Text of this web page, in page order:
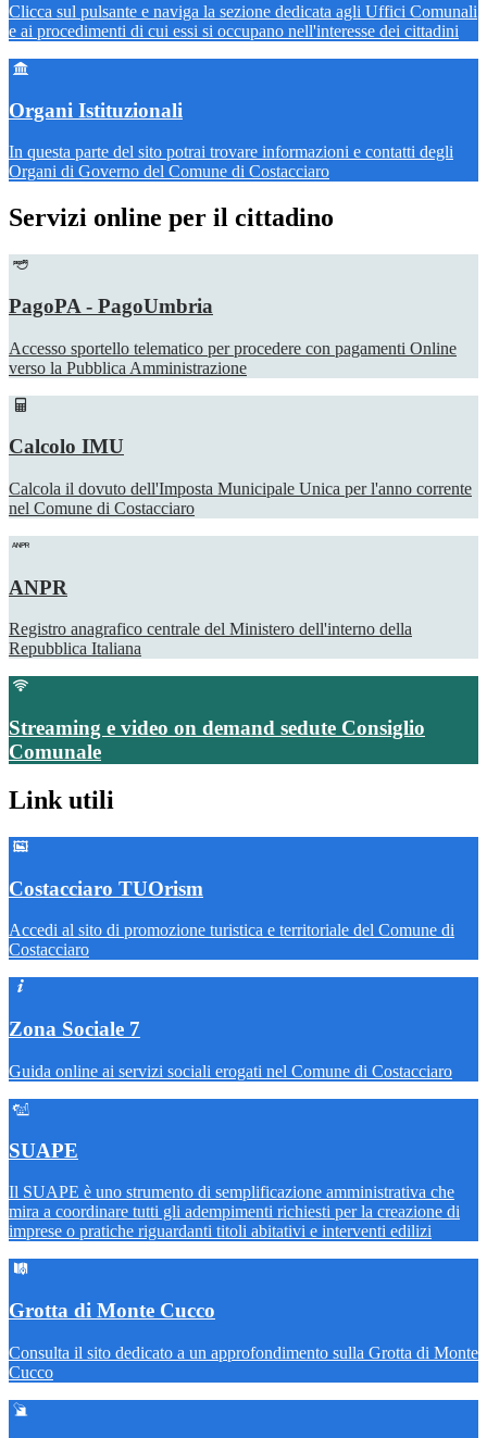
Clicca sul pulsante e naviga la sezione dedicata agli Uffici Comunali
e ai procedimenti di cui essi si occupano nell'interesse dei cittadini
Organi Istituzionali
In questa parte del sito potrai trovare informazioni e contatti degli
Organi di Governo del Comune di Costacciaro
Servizi online per il cittadino
PagoPA - PagoUmbria
Accesso sportello telematico per procedere con pagamenti Online
verso la Pubblica Amministrazione
Calcolo IMU
Calcola il dovuto dell'Imposta Municipale Unica per l'anno corrente
nel Comune di Costacciaro
ANPR
Registro anagrafico centrale del Ministero dell'interno della
Repubblica Italiana
Streaming e video on demand sedute Consiglio
Comunale
Link utili
Costacciaro TUOrism
Accedi al sito di promozione turistica e territoriale del Comune di
Costacciaro
Zona Sociale 7
Guida online ai servizi sociali erogati nel Comune di Costacciaro
SUAPE
Il SUAPE è uno strumento di semplificazione amministrativa che
mira a coordinare tutti gli adempimenti richiesti per la creazione di
imprese o pratiche riguardanti titoli abitativi e interventi edilizi
Grotta di Monte Cucco
Consulta il sito dedicato a un approfondimento sulla Grotta di Monte
Cucco